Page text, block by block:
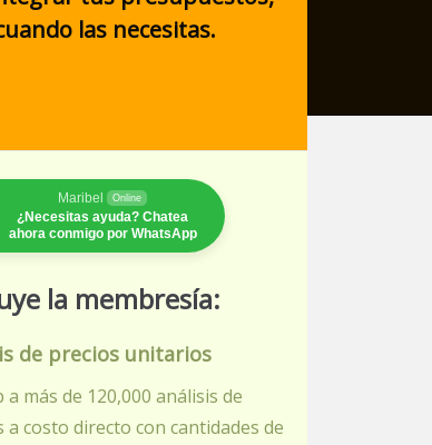
las necesitas.
Maribel Online
¿Necesitas ayuda? Chatea
ahora conmigo por WhatsApp
la membresía:
de precios unitarios
más de 120,000 análisis de
costo directo con cantidades de